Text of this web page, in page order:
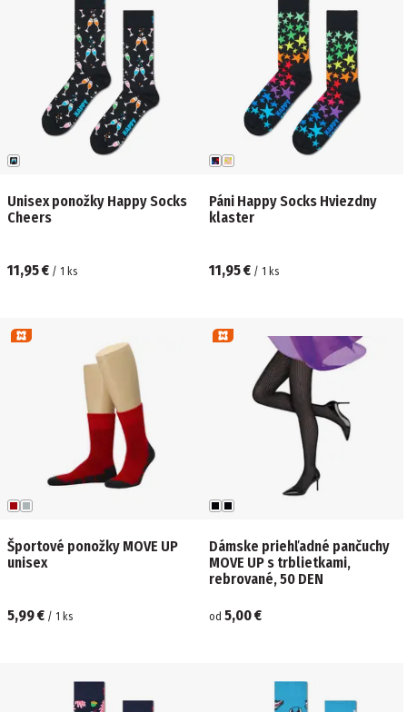
Unisex ponožky Happy Socks
Cheers
11,95 € / 1 ks
Páni Happy Socks Hviezdny
klaster
11,95 € / 1 ks
Športové ponožky MOVE UP
unisex
5,99 € / 1 ks
Dámske priehľadné pančuchy
MOVE UP s ​​trblietkami,
rebrované, 50 DEN
od 5,00 €